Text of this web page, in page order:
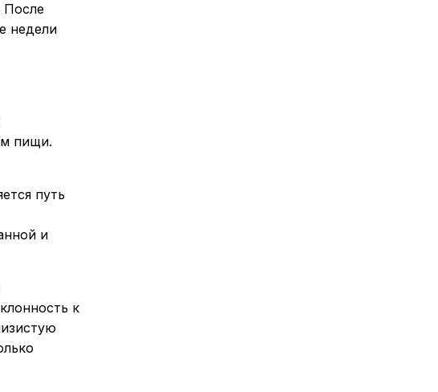
После
недели
пищи.
путь
и
к